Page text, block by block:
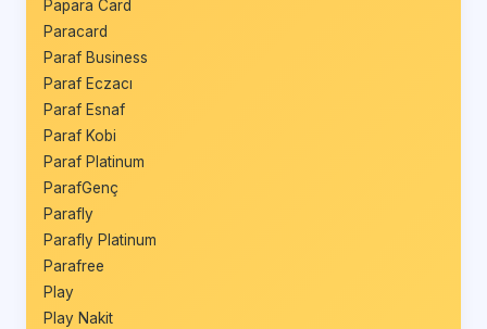
Papara Card
Paracard
Paraf Business
Paraf Eczacı
Paraf Esnaf
Paraf Kobi
Paraf Platinum
ParafGenç
Parafly
Parafly Platinum
Parafree
Play
Play Nakit